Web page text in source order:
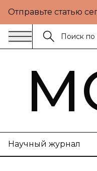
Отправьте статью
Научный журнал